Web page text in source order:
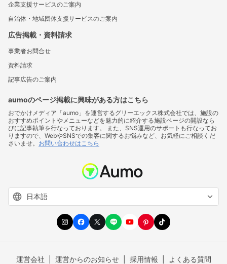
企業支援サービスのご案内
自治体・地域団体支援サービスのご案内
広告掲載・資料請求
事業者お問合せ
資料請求
記事広告のご案内
aumoのページ掲載に興味がある方はこちら
おでかけメディア「aumo」を運営するグリーエックス株式会社では、施設の
おすすめポイントやメニューなどを魅力的に紹介する施設ページの開設なら
びに記事執筆を行なっております。 また、SNS運用のサポートも行なってお
りますので、WebやSNSでの集客に関するお悩みなど、お気軽にご相談くだ
さいませ。 お問い合わせはこちら
運営会社 運営からのお知らせ 採用情報 よくある質問